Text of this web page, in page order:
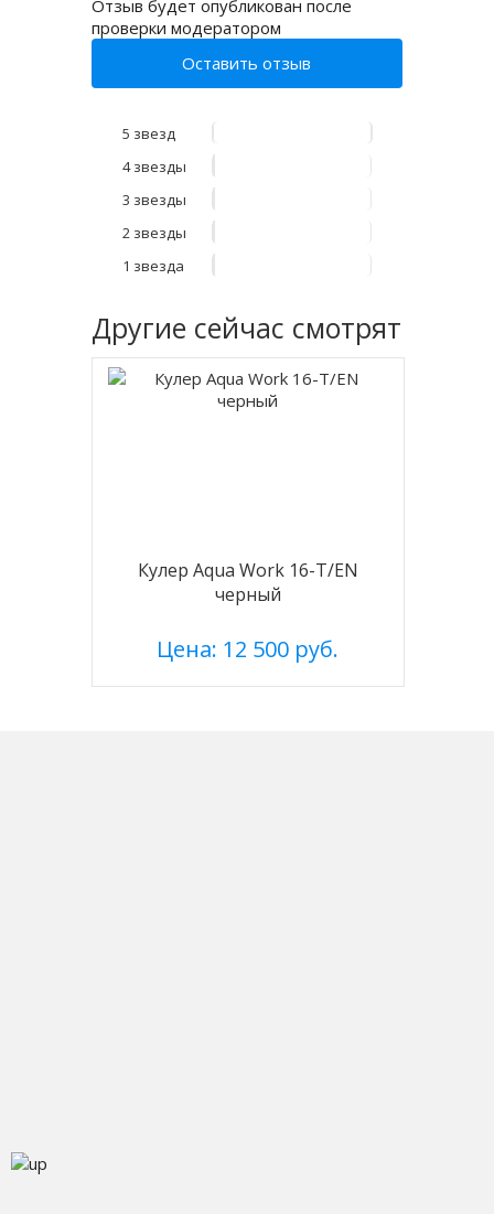
Отзыв будет опубликован после
проверки модератором
Оставить отзыв
5 звезд
4 звезды
3 звезды
2 звезды
1 звезда
Другие сейчас смотрят
Кулер Aqua Work 16-T/EN
черный
Цена: 12 500 руб.